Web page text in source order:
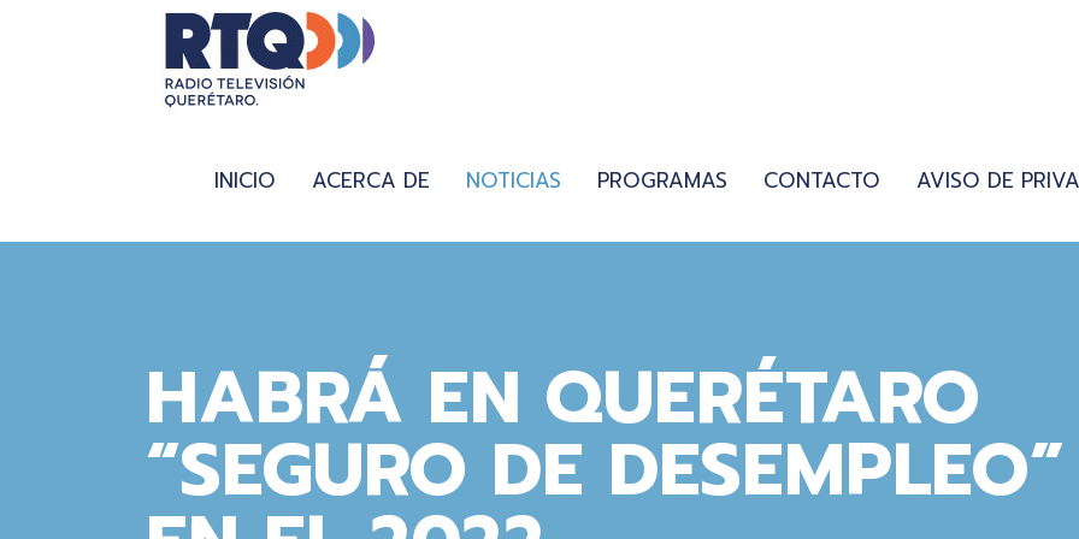
INICIO ACERCA DE NOTICIAS PROGRAMAS CONTACTO AVISO DE
HABRÁ EN QUERÉTARO
“SEGURO DE DESEMPLEO”